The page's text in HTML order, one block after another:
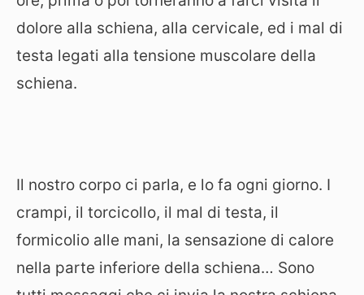
dolore alla schiena, alla cervicale, ed i mal di
testa legati alla tensione muscolare della
schiena.
Il nostro corpo ci parla, e lo fa ogni giorno. I
crampi, il torcicollo, il mal di testa, il
formicolio alle mani, la sensazione di calore
nella parte inferiore della schiena… Sono